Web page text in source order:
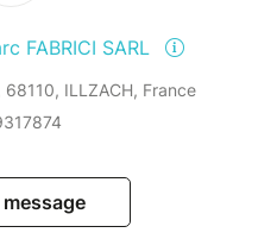
FABRICI SARL
ILLZACH, France